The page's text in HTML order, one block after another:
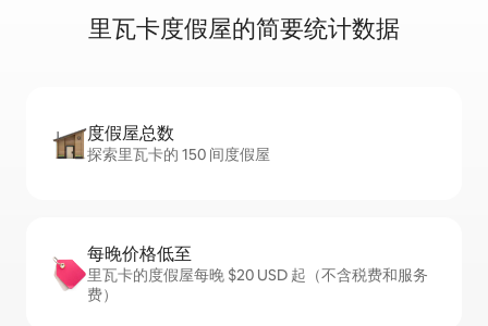
里瓦卡度假屋的简要统计数据
度假屋总数
探索里瓦卡的 150 间度假屋
每晚价格低至
里瓦卡的度假屋每晚 $20 USD 起（不含税费和服务
费）